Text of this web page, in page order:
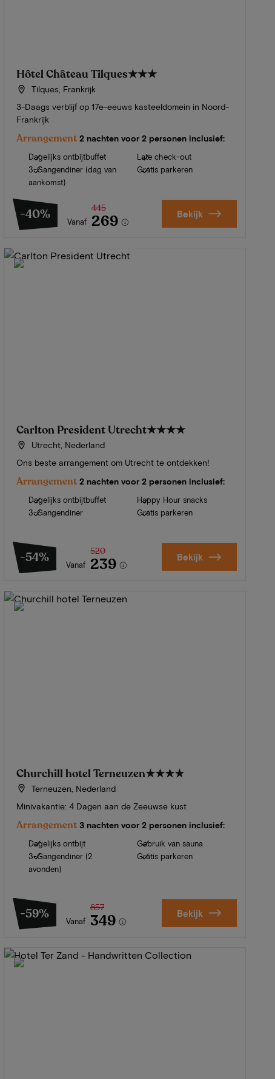
Hôtel Château Tilques★★★
Tilques, Frankrijk
3-Daags verblijf op 17e-eeuws kasteeldomein in Noord-
Frankrijk
Arrangement 2 nachten voor 2 personen inclusief:
Dagelijks ontbijtbuffet
3-Gangendiner (dag van
aankomst)
Late check-out
Gratis parkeren
-40% Vanaf
445
269 Bekijk
Carlton President Utrecht★★★★
Utrecht, Nederland
Ons beste arrangement om Utrecht te ontdekken!
Arrangement 2 nachten voor 2 personen inclusief:
Dagelijks ontbijtbuffet
3-Gangendiner
Happy Hour snacks
Gratis parkeren
-54% Vanaf
520
239 Bekijk
Churchill hotel Terneuzen★★★★
Terneuzen, Nederland
Minivakantie: 4 Dagen aan de Zeeuwse kust
Arrangement 3 nachten voor 2 personen inclusief:
Dagelijks ontbijt
3-Gangendiner (2
avonden)
Gebruik van sauna
Gratis parkeren
-59% Vanaf
857
349 Bekijk